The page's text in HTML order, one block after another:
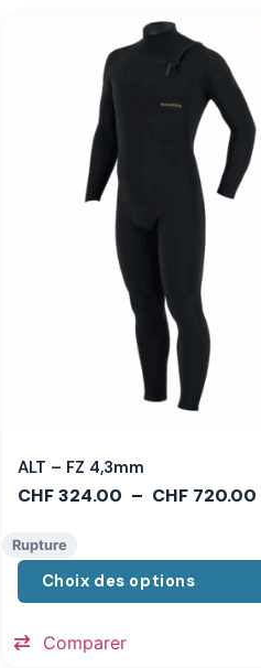
ALT – FZ 4,3mm
CHF324.00 – CHF720.00
Rupture
Choix des options
Comparer